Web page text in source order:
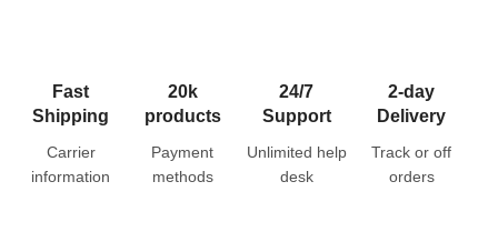
Fast
Shipping
Carrier
information
20k
products
Payment
methods
24/7
Support
Unlimited help
desk
2-day
Delivery
Track or off
orders